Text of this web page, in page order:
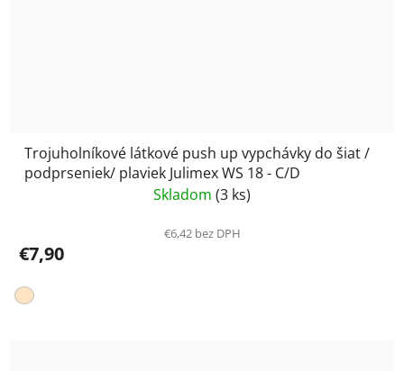
Trojuholníkové látkové push up vypchávky do šiat /
podprseniek/ plaviek Julimex WS 18 - C/D
Skladom (3 ks)
€6,42 bez DPH
€7,90